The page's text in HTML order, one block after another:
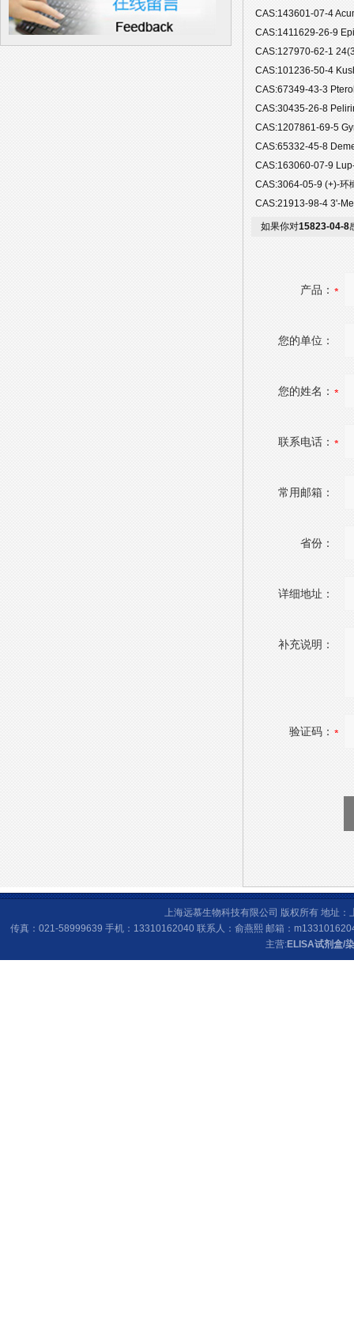
CAS:143601-07-4
CAS:1411629-26-9
CAS:127970-62-1
CAS:101236-50-4
CAS:67349-43-3
CAS:30435-26-8
CAS:1207861-69-5
CAS:65332-45-8
CAS:163060-07-9
CAS:3064-05-9 (+)-环
CAS:21913-98-4 3'-
如果你对15823-04-8
产品：
您的单位：
您的姓名：
联系电话：
常用邮箱：
省份：
详细地址：
补充说明：
验证码：
上海远慕生物科技有限公司 版权所有 地址
传真：021-58999639 手机：13310162040 联系人：俞燕熙 邮箱：
主营:ELISA试剂盒/